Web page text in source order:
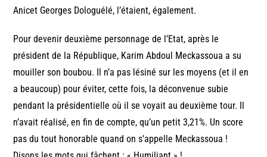
Anicet Georges Dologuélé, l’étaient, également.
Pour devenir deuxième personnage de l’Etat, après le
président de la République, Karim Abdoul Meckassoua a su
mouiller son boubou. Il n’a pas lésiné sur les moyens (et il en
a beaucoup) pour éviter, cette fois, la déconvenue subie
pendant la présidentielle où il se voyait au deuxième tour. Il
n’avait réalisé, en fin de compte, qu’un petit 3,21%. Un score
pas du tout honorable quand on s’appelle Meckassoua !